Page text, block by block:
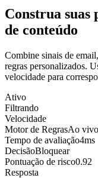
Construa suas
de conteúdo
Combine sinais de
regras personalizados.
velocidade para
Ativo
Filtrando
Velocidade
Motor de RegrasAo vivo
Tempo de avaliação4ms
DecisãoBloquear
Pontuação de risco0.92
Resposta